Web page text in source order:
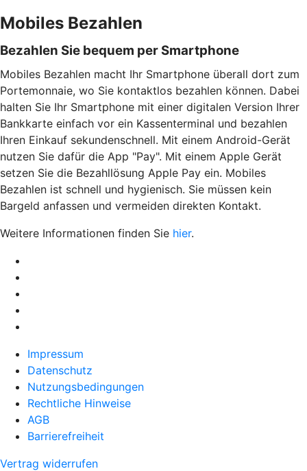
Mobiles Bezahlen
Bezahlen Sie bequem per Smartphone
Mobiles Bezahlen macht Ihr Smartphone überall dort zum
Portemonnaie, wo Sie kontaktlos bezahlen können. Dabei
halten Sie Ihr Smartphone mit einer digitalen Version Ihrer
Bankkarte einfach vor ein Kassenterminal und bezahlen
Ihren Einkauf sekundenschnell. Mit einem Android-Gerät
nutzen Sie dafür die App "Pay". Mit einem Apple Gerät
setzen Sie die Bezahllösung Apple Pay ein. Mobiles
Bezahlen ist schnell und hygienisch. Sie müssen kein
Bargeld anfassen und vermeiden direkten Kontakt.
Weitere Informationen finden Sie hier.
Impressum
Datenschutz
Nutzungsbedingungen
Rechtliche Hinweise
AGB
Barrierefreiheit
Vertrag widerrufen